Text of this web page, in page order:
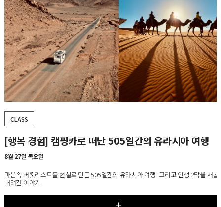
CLASS
[5강] 20세기 가구 마스터피스 100, 시즌5
8월 25일~9월 22일, 매주 화요일
과정을 살펴보는 디자인 교양 클래스
CLASS
[행복 경험] 캠핑카로 떠난 505일간의 유라시아 여행
8월 27일 목요일
내려간 이야기.